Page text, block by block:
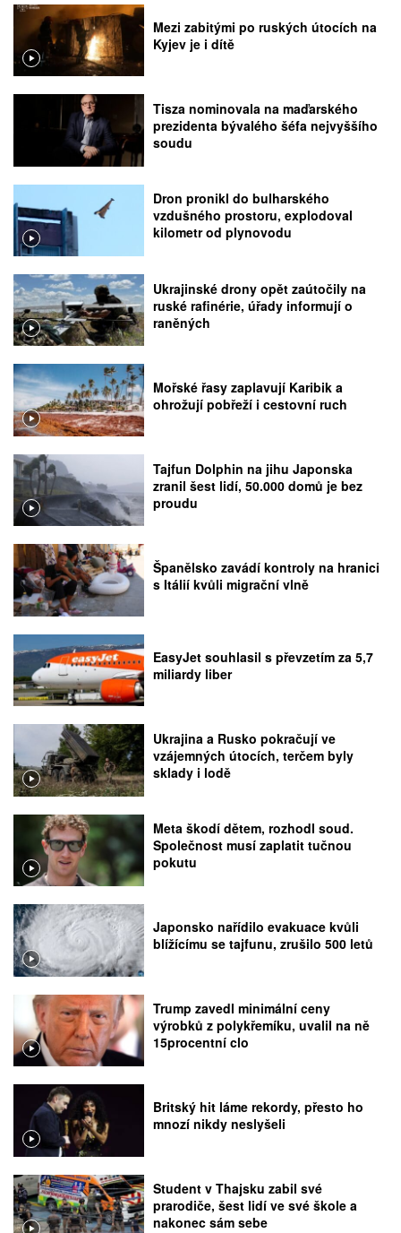
Mezi zabitými po ruských útocích na
Kyjev je i dítě
Tisza nominovala na maďarského
prezidenta bývalého šéfa nejvyššího
soudu
Dron pronikl do bulharského
vzdušného prostoru, explodoval
kilometr od plynovodu
Ukrajinské drony opět zaútočily na
ruské rafinérie, úřady informují o
raněných
Mořské řasy zaplavují Karibik a
ohrožují pobřeží i cestovní ruch
Tajfun Dolphin na jihu Japonska
zranil šest lidí, 50.000 domů je bez
proudu
Španělsko zavádí kontroly na hranici
s Itálií kvůli migrační vlně
EasyJet souhlasil s převzetím za 5,7
miliardy liber
Ukrajina a Rusko pokračují ve
vzájemných útocích, terčem byly
sklady i lodě
Meta škodí dětem, rozhodl soud.
Společnost musí zaplatit tučnou
pokutu
Japonsko nařídilo evakuace kvůli
blížícímu se tajfunu, zrušilo 500 letů
Trump zavedl minimální ceny
výrobků z polykřemíku, uvalil na ně
15procentní clo
Britský hit láme rekordy, přesto ho
mnozí nikdy neslyšeli
Student v Thajsku zabil své
prarodiče, šest lidí ve své škole a
nakonec sám sebe